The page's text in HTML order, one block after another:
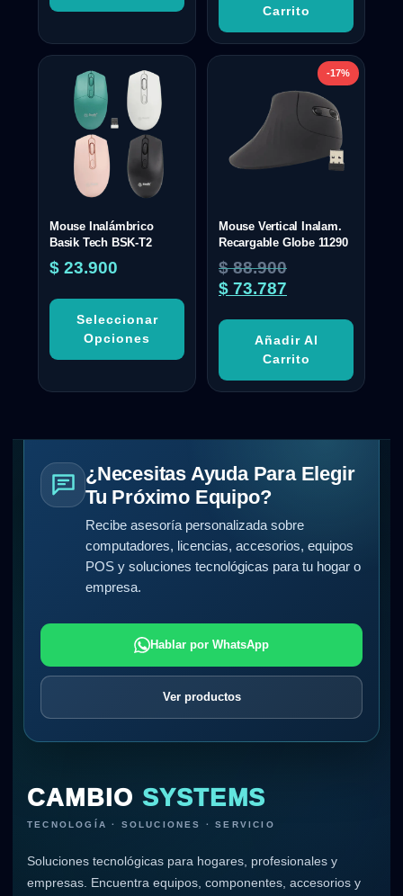
Carrito
Mouse Inalámbrico
Basik Tech BSK-T2
$ 23.900
Seleccionar
Opciones
-17%
Mouse Vertical Inalam.
Recargable Globe 11290
$88.900
$ 73.787
Añadir Al
Carrito
¿Necesitas Ayuda Para Elegir
Tu Próximo Equipo?
Recibe asesoría personalizada sobre
computadores, licencias, accesorios, equipos
POS y soluciones tecnológicas para tu hogar o
empresa.
Hablar por WhatsApp
Ver productos
CAMBIO SYSTEMS
TECNOLOGÍA · SOLUCIONES · SERVICIO
Soluciones tecnológicas para hogares, profesionales y
empresas. Encuentra equipos, componentes, accesorios y